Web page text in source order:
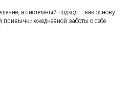
а системный подход — как основу
ежедневной заботы о себе